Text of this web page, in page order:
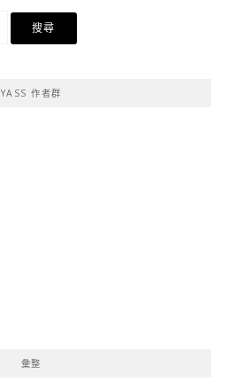
YASS 作者群
彙整